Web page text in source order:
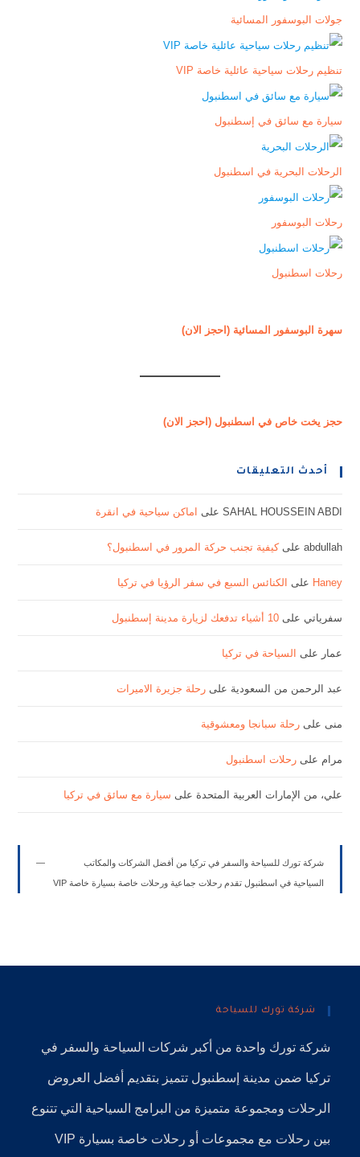
جولات البوسفور المسائية
تنظيم رحلات سياحية عائلية خاصة VIP
سيارة مع سائق في إسطنبول
الرحلات البحرية في اسطنبول
رحلات البوسفور
رحلات اسطنبول
سهرة البوسفور المسائية (احجز الان)
حجز يخت خاص في اسطنبول (احجز الان)
أحدث التعليقات
SAHAL HOUSSEIN ABDIعلى اماكن سياحية في انقرة
abdullahعلىكيفية تجنب حركة المرور في اسطنبول؟
Haney على الكنائس السبع في سفر الرؤيا في تركيا
سفرياتي على 10 أشياء تدفعك لزيارة مدينة إسطنبول
عمار على السياحة في تركيا
عبد الرحمن من السعودية على رحلة جزيرة الاميرات
منى على رحلة سبانجا ومعشوقية
مرام على رحلات اسطنبول
علي، من الإمارات العربية المتحدة على سيارة مع سائق في تركيا
شركة تورك للسياحة والسفر في تركيا من أفضل الشركات والمكاتب
السياحية في اسطنبول تقدم رحلات جماعية ورحلات خاصة بسيارة خاصة VIP
شركة تورك للسياحة
شركة تورك واحدة من أكبر شركات السياحة والسفر في
تركيا ضمن مدينة إسطنبول تتميز بتقديم أفضل العروض
الرحلات ومجموعة متميزة من البرامج السياحية التي تتنوع
بين رحلات مع مجموعات أو رحلات خاصة بسيارة VIP